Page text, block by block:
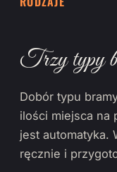
Trzy typy
Dobór typu
ilości miejsca na
jest automatyka.
ręcznie i